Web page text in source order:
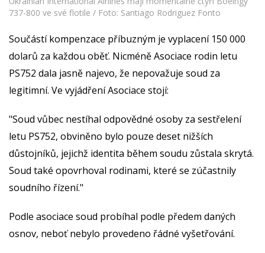
737-800 ve své flotile / Foto: Santiago Rodriguez Fonto
Součástí kompenzace příbuzným je vyplacení 150 000
dolarů za každou oběť. Nicméně Asociace rodin letu
PS752 dala jasně najevo, že nepovažuje soud za
legitimní. Ve vyjádření Asociace stojí:
"Soud vůbec nestíhal odpovědné osoby za sestřelení
letu PS752, obviněno bylo pouze deset nižších
důstojníků, jejichž identita během soudu zůstala skrytá.
Soud také opovrhoval rodinami, které se zúčastnily
soudního řízení."
Podle asociace soud probíhal podle předem daných
osnov, neboť nebylo provedeno řádné vyšetřování.